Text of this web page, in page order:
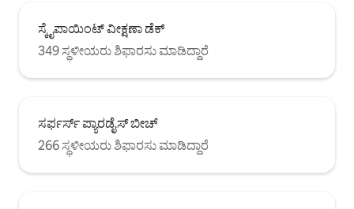
ಸ್ಕೈಪಾಯಿಂಟ್ ವೀಕ್ಷಣಾ ಡೆಕ್
349 ಸ್ಥಳೀಯರು ಶಿಫಾರಸು ಮಾಡಿದ್ದಾರೆ
ಸರ್ಫರ್ಸ್ ಪ್ಯಾರಡೈಸ್ ಬೀಚ್
266 ಸ್ಥಳೀಯರು ಶಿಫಾರಸು ಮಾಡಿದ್ದಾರೆ